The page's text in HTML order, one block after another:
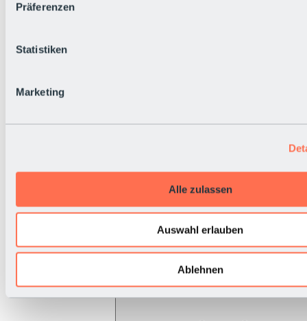
Präferenzen
Statistiken
Marketing
Alle zulassen
Auswahl erlauben
Ablehnen